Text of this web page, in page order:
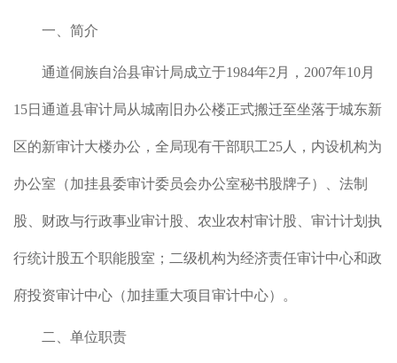
一、简介
通道侗族自治县审计局成立于1984年2 月， 2007年10月
15日通道县审计局从城南旧办公楼正式搬迁至坐落于城东新
区的新审计大楼办公，全局现有干部职工25 人，内设机构为
办公室（加挂县委审计委员会办公室秘书股牌子）、法制
股、财政与行政事业审计股、农业农村审计股、审计计划执
行统计股五个职能股室；二级机构为经济责任审计中心和政
府投资审计中心（加挂重大项目审计中心）。
二、单位职责